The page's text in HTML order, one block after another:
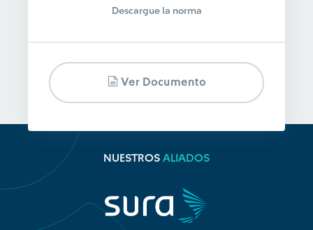
Descargue la norma
Ver Documento
NUESTROS ALIADOS